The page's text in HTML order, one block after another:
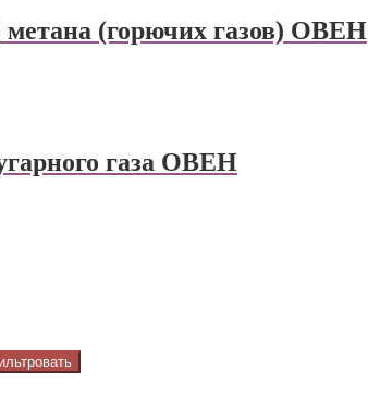
(горючих газов) ОВЕН
газа ОВЕН